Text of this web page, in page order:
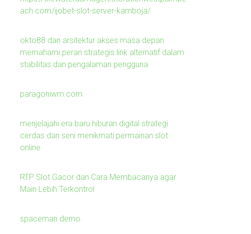
ach.com/ijobet-slot-server-kamboja/
okto88 dan arsitektur akses masa depan
memahami peran strategis link alternatif dalam
stabilitas dan pengalaman pengguna
paragoniwm.com
menjelajahi era baru hiburan digital strategi
cerdas dan seni menikmati permainan slot
online
RTP Slot Gacor dan Cara Membacanya agar
Main Lebih Terkontrol
spaceman demo